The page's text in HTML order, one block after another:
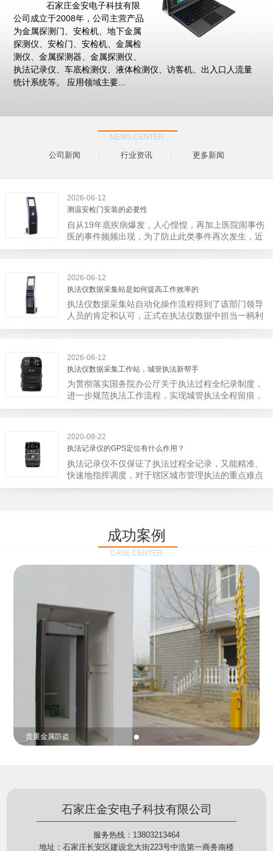
石家庄金安电子科技有限
公司成立于2008年，公司主营产品
为金属探测门、安检机、地下金属
探测仪、安检门、安检机、金属检
测仪、金属探测器、金属探测仪、
执法记录仪、车底检测仪、液体检测仪、访客机、出入口人流量
统计系统等。 应用领域主要...
NEWS CENTER
公司新闻 行业资讯 更多新闻
2026-06-12
测温安检门安装的必要性
自从19年底疾病爆发，人心惶惶，再加上医院闹事伤
医的事件频频出现，为了防止此类事件再次发生，近
日，广西南宁市卫建委发出通知，要求当地市属各三
大体只有两个，其一，安装安检门是否会激化矛盾。
其二，安装安检门可以防范于未然。1月6号当天，南
宁市第二医院刚试行安检的首日，检查出10多把各类
刀具和一把管制类刀具。近来伤医事件屡屡发生，安
装安检门可以缓解医生安全感不足的问题，同时安检
2026-06-12
执法仪数据采集站是如何提高工作效率的
执法仪数据采集站自动化操作流程得到了该部门领导
人员的肯定和认可，正式在执法仪数据中担当一柄利
剑。 执法仪数据采集站对于执法仪数据资料的管理
备能自动读取目标对象，并同步到采集站中，此外设
备具有断点续传的功能，如果碰到网络故障，可以从
已经上传或下载的部分开始继续上传下载未完成的部
分，而没有必要从头开始上传下载，能节省时间，提
高速度。再者待数据传输完毕之后，执法仪数据采集
下次直接使用，提高执法仪数据效率。执法仪数据采
集站还具有强大的数据存储管理系统，后台统计不同
上传时段、不同重要级别的数据，将统计结果以图表
或者报表的形式呈现；设备设置有用户操作权限管
理，自动将用户警员编号与执法仪编号绑定，保障数
据的合法性，同时系统可设置每个警员的权限，明确
2026-06-12
执法仪数据采集工作站，城管执法新帮手
为贯彻落实国务院办公厅关于执法过程全纪录制度，
进一步规范执法工作流程，实现城管执法全程留痕，
深入推进执法队伍规范化建设，给城管执法工作添加
止了双方矛盾的发生。现在有了执法仪数据采集工作
站，执法队员的担忧便得到有效的解决。每个采集工
作站可支持多台执法记录仪设备同时上传数据，队员
当天使用当天上传，通过数据线接入到采集工作站，
它会自动读取所有的视频、音频、图片、日志等信
作站也能自动为执法记录仪充充电、校校时，做执法
记录仪的贴心小"保姆"。随着群众法律意识的逐步提
高，行政执法行为更加"阳光、透明"，通过工作站可
以随时调取证据视频，精准查阅现场资料，直戳了当
的展示给行政相对人看，有效的减少了行政相对人对
城管执法行为的误解，树立了执法的公信力。
2020-09-22
执法记录仪的GPS定位有什么作用？
执法记录仪不仅保证了执法过程全记录，又能精准、
快速地指挥调度，对于辖区城市管理执法的重点难点
也能一目了然，在城市管理工作信息化中发挥着重要
定位模块，可通过移动网络将位置信息实时发送到监
控中心，在平台的电子地图上显示出设备的具体位
置，实时查看执法人员到岗情况及根据执法环境迅速
调配周边执法人员。同时，内置NFC芯片，可支持身
份证查验等拓展功能，在实战中发挥着重要的作用，
能广泛应用于交警公安执法、卫生监督、城管执法、
海关执法、路政、质量监督、林业园林、消防、质量
监督、公路铁路等各个领域。
成功案例
CASE CENTER
贵重金属防盗
石家庄金安电子科技有限公司
服务热线：13803213464
地址：石家庄长安区建设北大街223号中浩第一商务南楼